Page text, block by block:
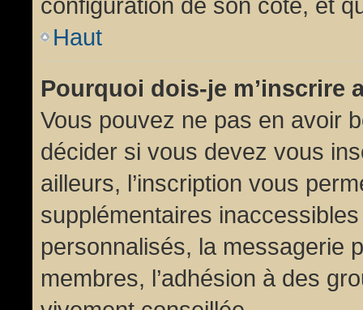
Haut
Pourquoi dois-je m’inscrire
Vous pouvez ne pas en avoir
décider si vous devez vous
ailleurs, l’inscription vous
supplémentaires
personnalisés, la messagerie
membres, l’adhésion à des